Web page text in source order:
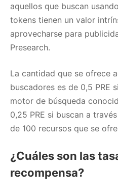
aquellos que buscan
tokens tienen un valor
aprovecharse para
Presearch.
La cantidad que se ofrece
buscadores es de 0,5 PRE
motor de búsqueda
0,25 PRE si buscan a
de 100 recursos que se
¿Cuáles son las
recompensa?